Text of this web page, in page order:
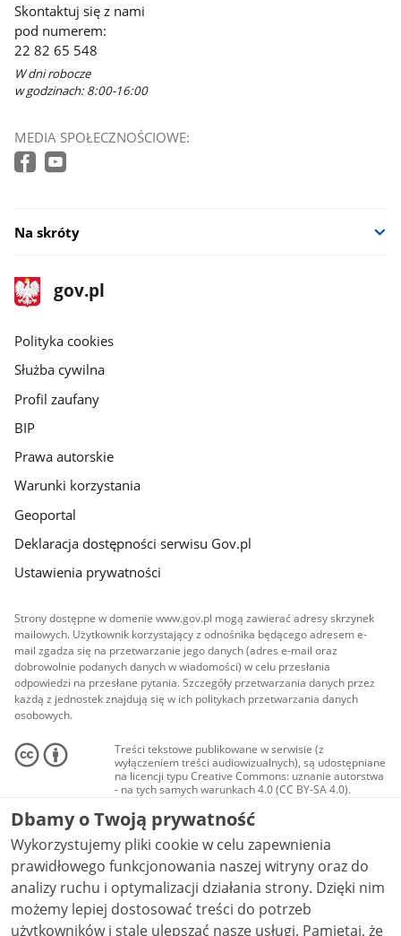
Skontaktuj się z nami
pod numerem:
22 82 65 548
W dni robocze
w godzinach: 8:00-16:00
MEDIA SPOŁECZNOŚCIOWE:
Na skróty
stopka
gov.pl
Strona
gov.pl
gov.pl
Polityka cookies
Służba cywilna
Profil zaufany
BIP
Prawa autorskie
Warunki korzystania
Geoportal
Deklaracja dostępności serwisu Gov.pl
Ustawienia prywatności
Strony dostępne w domenie www.gov.pl mogą zawierać adresy skrzynek
mailowych. Użytkownik korzystający z odnośnika będącego adresem e-
mail zgadza się na przetwarzanie jego danych (adres e-mail oraz
dobrowolnie podanych danych w wiadomości) w celu przesłania
odpowiedzi na przesłane pytania. Szczegóły przetwarzania danych przez
każdą z jednostek znajdują się w ich politykach przetwarzania danych
osobowych.
Treści tekstowe publikowane w serwisie (z
wyłączeniem treści audiowizualnych), są udostępniane
na licencji typu Creative Commons: uznanie autorstwa
- na tych samych warunkach 4.0 (CC BY-SA 4.0).
Materiały audiowizualne, w tym zdjęcia, materiały
audio i wideo, są udostępniane na licencji typu
Creative Commons: uznanie autorstwa użycie
niekomercyjne - bez utworów zależnych 4.0 (CC BY-
NC-ND 4.0), o ile nie jest to stwierdzone inaczej.
Dbamy o Twoją prywatność
Wykorzystujemy pliki cookie w celu zapewnienia
prawidłowego funkcjonowania naszej witryny oraz do
analizy ruchu i optymalizacji działania strony. Dzięki nim
możemy lepiej dostosować treści do potrzeb
użytkowników i stale ulepszać nasze usługi. Pamiętaj, że